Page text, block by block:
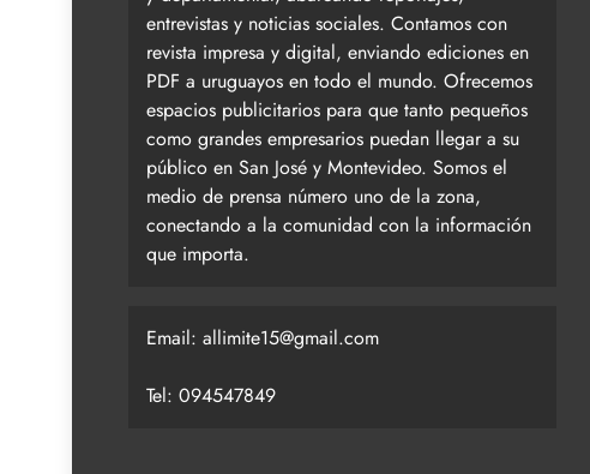
entrevistas y noticias sociales. Contamos con
revista impresa y digital, enviando ediciones en
PDF a uruguayos en todo el mundo. Ofrecemos
espacios publicitarios para que tanto pequeños
como grandes empresarios puedan llegar a su
público en San José y Montevideo. Somos el
medio de prensa número uno de la zona,
conectando a la comunidad con la información
que importa.
Email: allimite15@gmail.com
Tel: 094547849